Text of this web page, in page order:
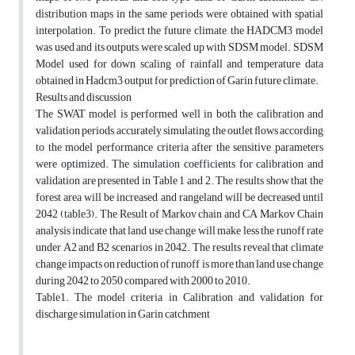
distribution maps in the same periods were obtained with spatial
interpolation. To predict the future climate, the HADCM3 model
was used and its outputs were scaled up with SDSM model. SDSM
Model used for down scaling of rainfall and temperature data
obtained in Hadcm3 output for prediction of Garin future climate.
Results and discussion
The SWAT model is performed well in both the calibration and
validation periods, accurately simulating the outlet ﬂows according
to the model performance criteria after the sensitive parameters
were optimized. The simulation coefficients for calibration and
validation are presented in Table 1 and 2. The results show that the
forest area will be increased and rangeland will be decreased until
2042 (table3). The Result of Markov chain and CA Markov Chain
analysis indicate that land use change will make less the runoff rate
under A2 and B2 scenarios in 2042. The results reveal that climate
change impacts on reduction of runoff is more than land use change
during 2042 to 2050 compared with 2000 to 2010.
Table1. The model criteria in Calibration and validation for
discharge simulation in Garin catchment